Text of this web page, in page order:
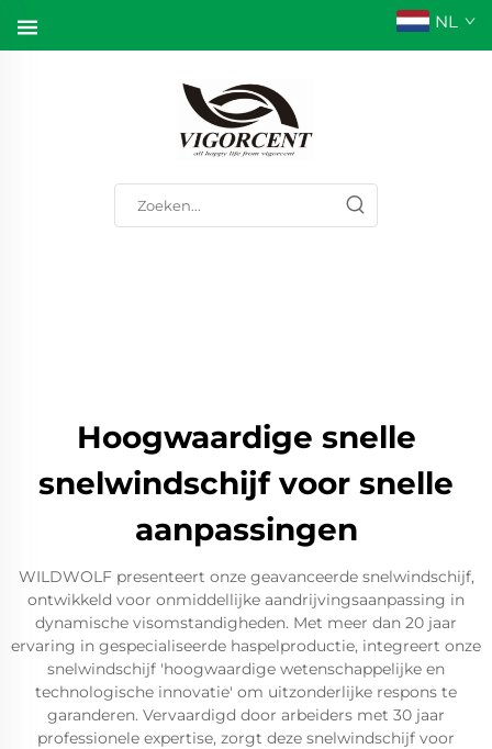
NL
Hoogwaardige snelle
snelwindschijf voor snelle
aanpassingen
WILDWOLF presenteert onze geavanceerde snelwindschijf,
ontwikkeld voor onmiddellijke aandrijvingsaanpassing in
dynamische visomstandigheden. Met meer dan 20 jaar
ervaring in gespecialiseerde haspelproductie, integreert onze
snelwindschijf 'hoogwaardige wetenschappelijke en
technologische innovatie' om uitzonderlijke respons te
garanderen. Vervaardigd door arbeiders met 30 jaar
professionele expertise, zorgt deze snelwindschijf voor